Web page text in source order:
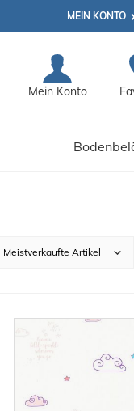
MEIN KONTO
Mein Konto